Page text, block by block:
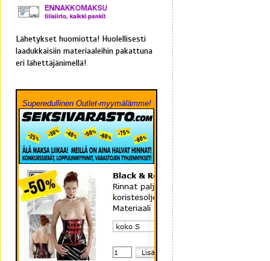
Lähetykset huomiotta! Huolellisesti
laadukkaisiin materiaaleihin pakattuna
eri lähettäjänimellä!
Superedullinen Outlet-myymälämme!